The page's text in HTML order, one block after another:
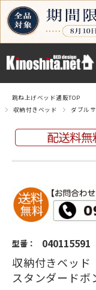
跳ね上げベッド通販TOP
収納付きベッド
ダブル
型番： 040115591
収納付きベッド
スタンダード